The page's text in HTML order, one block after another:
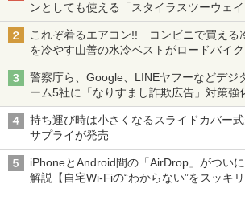
ンとしても使える「スタイラスツーウェ
も、持ち替えずに書き込める
これぞ着るエアコン!! コンビニで買える
を冷やす山善の水冷ベストがロードバイ
ち・ざ・ろーど！その14】【空いた時間
警察庁ら、Google、LINEヤフーなどデジ
ーム5社に「なりすまし詐欺広告」対策
真や映像を使った投資詐欺などへの対策
持ち運び時は小さくなるスライドカバー
サプライが発売
iPhoneとAndroid間の「AirDrop」がつい
解説【自宅Wi-Fiの“わからない”をスッキリ